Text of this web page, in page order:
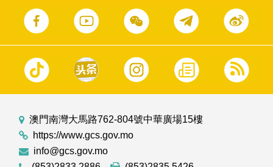
澳門南灣大馬路762-804號中華廣場15樓
https://www.gcs.gov.mo
info@gcs.gov.mo